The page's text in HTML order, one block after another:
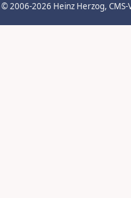
© 2006-2026 Heinz Herzog,